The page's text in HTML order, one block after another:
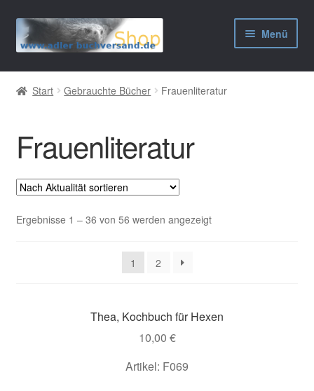
Zur
Navigation
Zum
Inhalt
Menü
AGB
Datenschutzerklärung
Impressum
Start Gebrauchte Bücher Frauenliteratur
Frauenliteratur
Ergebnisse 1 – 36 von 56 werden angezeigtNach
1
2
Thea, Kochbuch für Hexen
10,00 €
Artikel: F069